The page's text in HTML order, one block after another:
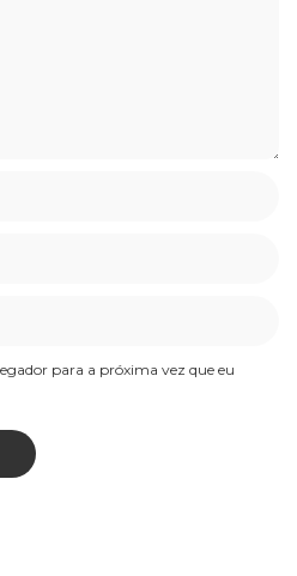
para a próxima vez que eu